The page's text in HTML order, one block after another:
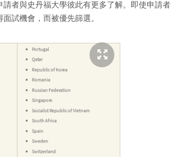
者與史丹福大學彼此有更多了解。即使申請者
試機會，而被優先篩選。